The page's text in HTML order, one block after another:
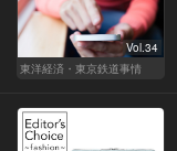
Vol.34
東洋経済・東京鉄道事情